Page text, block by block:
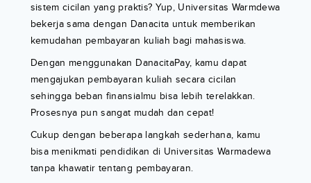
sistem cicilan yang praktis? Yup, Universitas Warmdewa
bekerja sama dengan Danacita untuk memberikan
kemudahan pembayaran kuliah bagi mahasiswa.
Dengan menggunakan DanacitaPay, kamu dapat
mengajukan pembayaran kuliah secara cicilan
sehingga beban finansialmu bisa lebih terelakkan.
Prosesnya pun sangat mudah dan cepat!
Cukup dengan beberapa langkah sederhana, kamu
bisa menikmati pendidikan di Universitas Warmadewa
tanpa khawatir tentang pembayaran.